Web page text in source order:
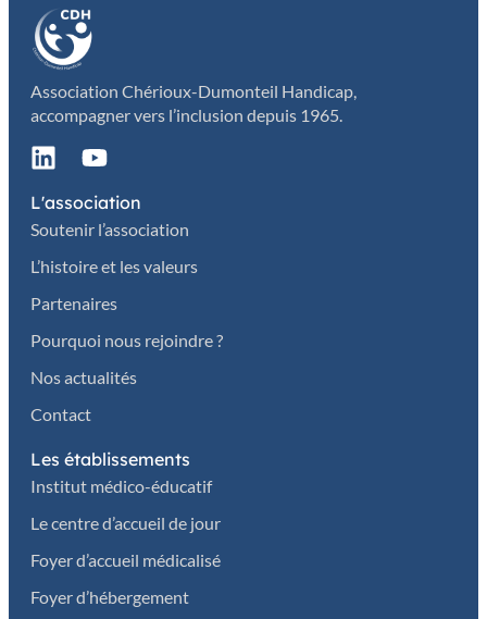
Association Chérioux-Dumonteil Handicap,
accompagner vers l’inclusion depuis 1965.
L'association
Soutenir l’association
L’histoire et les valeurs
Partenaires
Pourquoi nous rejoindre ?
Nos actualités
Contact
Les établissements
Institut médico-éducatif
Le centre d’accueil de jour
Foyer d’accueil médicalisé
Foyer d’hébergement